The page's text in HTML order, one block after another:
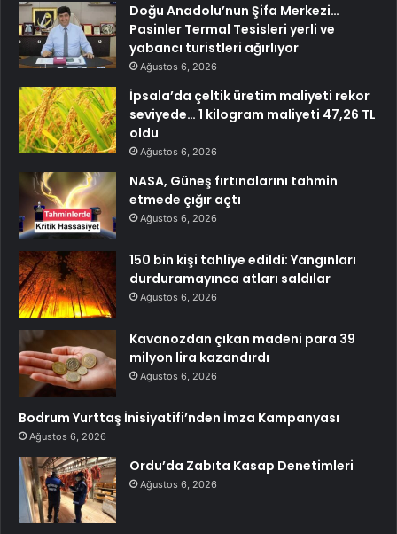
Doğu Anadolu’nun Şifa Merkezi…
Pasinler Termal Tesisleri yerli ve
yabancı turistleri ağırlıyor
Ağustos 6, 2026
İpsala’da çeltik üretim maliyeti rekor
seviyede… 1 kilogram maliyeti 47,26 TL
oldu
Ağustos 6, 2026
NASA, Güneş fırtınalarını tahmin
etmede çığır açtı
Ağustos 6, 2026
150 bin kişi tahliye edildi: Yangınları
durduramayınca atları saldılar
Ağustos 6, 2026
Kavanozdan çıkan madeni para 39
milyon lira kazandırdı
Ağustos 6, 2026
Bodrum Yurttaş İnisiyatifi’nden İmza Kampanyası
Ağustos 6, 2026
Ordu’da Zabıta Kasap Denetimleri
Ağustos 6, 2026